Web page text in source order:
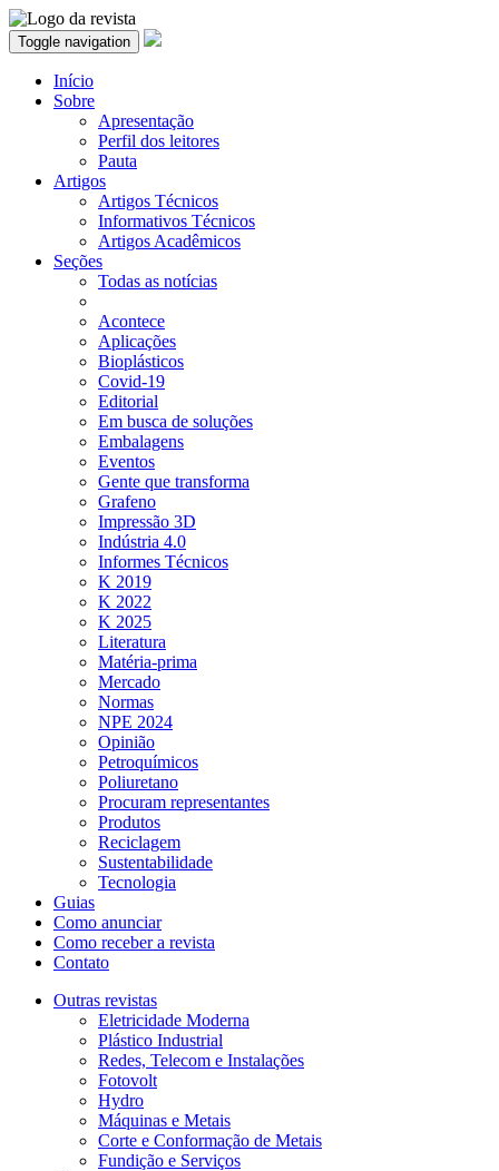
Toggle navigation
Início
Sobre
Apresentação
Perfil dos leitores
Pauta
Artigos
Artigos Técnicos
Informativos Técnicos
Artigos Acadêmicos
Seções
Todas as notícias
Acontece
Aplicações
Bioplásticos
Covid-19
Editorial
Em busca de soluções
Embalagens
Eventos
Gente que transforma
Grafeno
Impressão 3D
Indústria 4.0
Informes Técnicos
K 2019
K 2022
K 2025
Literatura
Matéria-prima
Mercado
Normas
NPE 2024
Opinião
Petroquímicos
Poliuretano
Procuram representantes
Produtos
Reciclagem
Sustentabilidade
Tecnologia
Guias
Como anunciar
Como receber a revista
Contato
Outras revistas
Eletricidade Moderna
Plástico Industrial
Redes, Telecom e Instalações
Fotovolt
Hydro
Máquinas e Metais
Corte e Conformação de Metais
Fundição e Serviços